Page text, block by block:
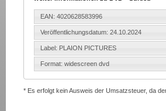
EAN: 4020628583996
Veröffentlichungsdatum: 24.10.2024
Label: PLAION PICTURES
Format: widescreen dvd
* Es erfolgt kein Ausweis der Umsatzsteuer, da